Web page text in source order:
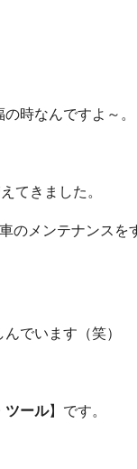
時なんですよ～。
てきました。
のメンテナンスを
でいます（笑）
ツール】です。